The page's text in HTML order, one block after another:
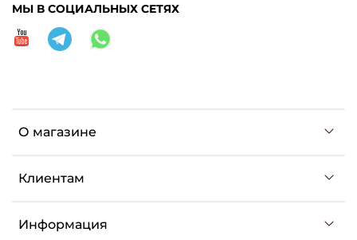
О магазине
Клиентам
Информация
МЫ В СОЦИАЛЬНЫХ СЕТЯХ